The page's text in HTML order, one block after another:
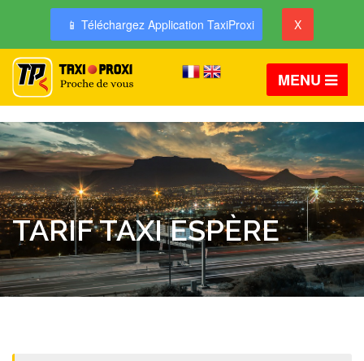
📱 Téléchargez Application TaxiProxi X
MENU
TARIF TAXI ESPÈRE